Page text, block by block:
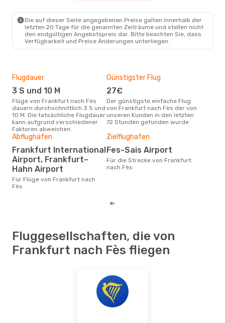
Die auf dieser Seite angegebenen Preise galten innerhalb der
letzten 20 Tage für die genannten Zeiträume und stellen nicht
den endgültigen Angebotspreis dar. Bitte beachten Sie, dass
Verfügbarkeit und Preise Änderungen unterliegen.
Flugdauer
3 S und 10 M
Flüge von Frankfurt nach Fès
dauern durchschnittlich 3 S und
10 M. Die tatsächliche Flugdauer
kann aufgrund verschiedener
Faktoren abweichen.
Günstigster Flug
27€
Der günstigste einfache Flug
von Frankfurt nach Fès der von
unseren Kunden in den letzten
72 Stunden gefunden wurde
Abflughäfen
Frankfurt International
Airport, Frankfurt–
Hahn Airport
Für Flüge von Frankfurt nach
Fès
Zielflughafen
Fes-Sais Airport
Für die Strecke von Frankfurt
nach Fès
Fluggesellschaften, die von
Frankfurt nach Fès fliegen